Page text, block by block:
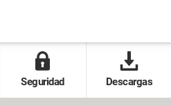
Seguridad Descargas